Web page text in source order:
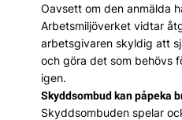
Oavsett om den anmälda
Arbetsmiljöverket vidtar
arbetsgivaren skyldig att
och göra det som behövs
igen.
Skyddsombud kan påpeka
Skyddsombuden spelar